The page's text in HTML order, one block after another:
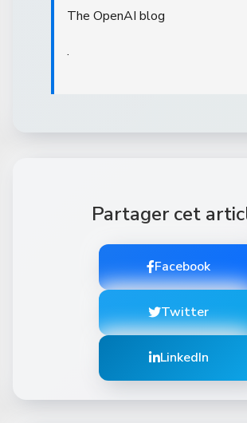
The OpenAI blog
.
Partager cet
Facebook
Twitter
LinkedIn